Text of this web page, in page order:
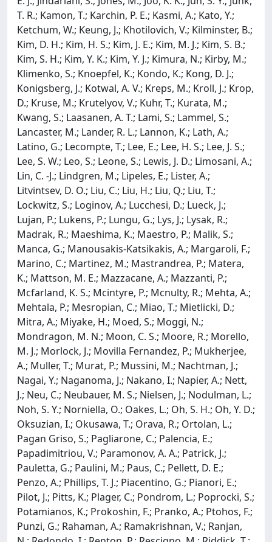
T. R.; Kamon, T.; Karchin, P. E.; Kasmi, A.; Kato, Y.;
Ketchum, W.; Keung, J.; Khotilovich, V.; Kilminster, B.;
Kim, D. H.; Kim, H. S.; Kim, J. E.; Kim, M. J.; Kim, S. B.;
Kim, S. H.; Kim, Y. K.; Kim, Y. J.; Kimura, N.; Kirby, M.;
Klimenko, S.; Knoepfel, K.; Kondo, K.; Kong, D. J.;
Konigsberg, J.; Kotwal, A. V.; Kreps, M.; Kroll, J.; Krop,
D.; Kruse, M.; Krutelyov, V.; Kuhr, T.; Kurata, M.;
Kwang, S.; Laasanen, A. T.; Lami, S.; Lammel, S.;
Lancaster, M.; Lander, R. L.; Lannon, K.; Lath, A.;
Latino, G.; Lecompte, T.; Lee, E.; Lee, H. S.; Lee, J. S.;
Lee, S. W.; Leo, S.; Leone, S.; Lewis, J. D.; Limosani, A.;
Lin, C. -J.; Lindgren, M.; Lipeles, E.; Lister, A.;
Litvintsev, D. O.; Liu, C.; Liu, H.; Liu, Q.; Liu, T.;
Lockwitz, S.; Loginov, A.; Lucchesi, D.; Lueck, J.;
Lujan, P.; Lukens, P.; Lungu, G.; Lys, J.; Lysak, R.;
Madrak, R.; Maeshima, K.; Maestro, P.; Malik, S.;
Manca, G.; Manousakis-Katsikakis, A.; Margaroli, F.;
Marino, C.; Martinez, M.; Mastrandrea, P.; Matera,
K.; Mattson, M. E.; Mazzacane, A.; Mazzanti, P.;
Mcfarland, K. S.; Mcintyre, P.; Mcnulty, R.; Mehta, A.;
Mehtala, P.; Mesropian, C.; Miao, T.; Mietlicki, D.;
Mitra, A.; Miyake, H.; Moed, S.; Moggi, N.;
Mondragon, M. N.; Moon, C. S.; Moore, R.; Morello,
M. J.; Morlock, J.; Movilla Fernandez, P.; Mukherjee,
A.; Muller, T.; Murat, P.; Mussini, M.; Nachtman, J.;
Nagai, Y.; Naganoma, J.; Nakano, I.; Napier, A.; Nett,
J.; Neu, C.; Neubauer, M. S.; Nielsen, J.; Nodulman, L.;
Noh, S. Y.; Norniella, O.; Oakes, L.; Oh, S. H.; Oh, Y. D.;
Oksuzian, I.; Okusawa, T.; Orava, R.; Ortolan, L.;
Pagan Griso, S.; Pagliarone, C.; Palencia, E.;
Papadimitriou, V.; Paramonov, A. A.; Patrick, J.;
Pauletta, G.; Paulini, M.; Paus, C.; Pellett, D. E.;
Penzo, A.; Phillips, T. J.; Piacentino, G.; Pianori, E.;
Pilot, J.; Pitts, K.; Plager, C.; Pondrom, L.; Poprocki, S.;
Potamianos, K.; Prokoshin, F.; Pranko, A.; Ptohos, F.;
Punzi, G.; Rahaman, A.; Ramakrishnan, V.; Ranjan,